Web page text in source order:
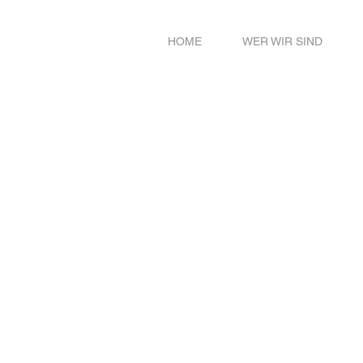
HOME WER WIR SIND